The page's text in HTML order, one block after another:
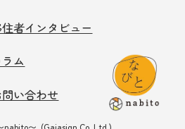
者インタビュー
ム
問い合わせ